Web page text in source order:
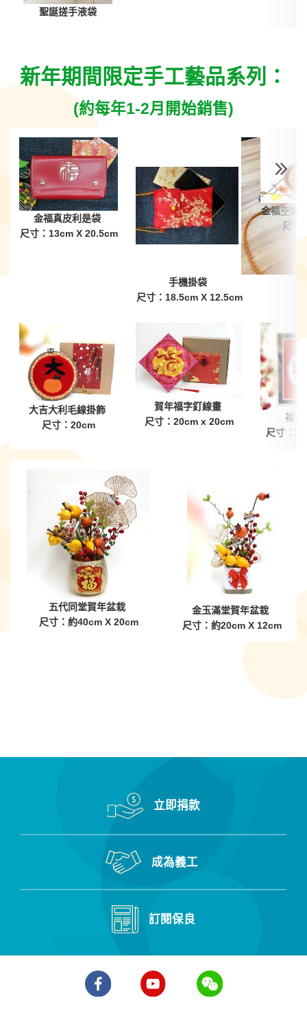
聖誕搓手液袋
新年期間限定手工藝品系列：
(約每年1-2月開始銷售)
金福真皮利是袋
尺寸：13cm X 20.5cm
手機掛袋
尺寸：18.5cm X 12.5cm
金福空氣
尺寸
大吉大利毛線掛飾
尺寸：20cm
賀年福字釘線畫
尺寸 ：20cm x 20cm
福
尺寸：
五代同堂賀年盆栽
尺寸：約40cm X 20cm
金玉滿堂賀年盆栽
尺寸：約20cm X 12cm
立即捐款
成為義工
訂閱保良